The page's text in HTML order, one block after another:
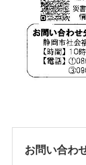
お問い合わ